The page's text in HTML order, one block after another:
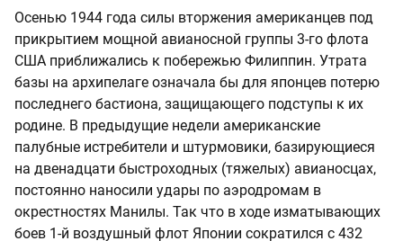
Осенью 1944 года силы вторжения американцев под
прикрытием мощной авианосной группы 3-го флота
США приближались к побережью Филиппин. Утрата
базы на архипелаге означала бы для японцев потерю
последнего бастиона, защищающего подступы к их
родине. В предыдущие недели американские
палубные истребители и штурмовики, базирующиеся
на двенадцати быстроходных (тяжелых) авианосцах,
постоянно наносили удары по аэродромам в
окрестностях Манилы. Так что в ходе изматывающих
боев 1-й воздушный флот Японии сократился с 432